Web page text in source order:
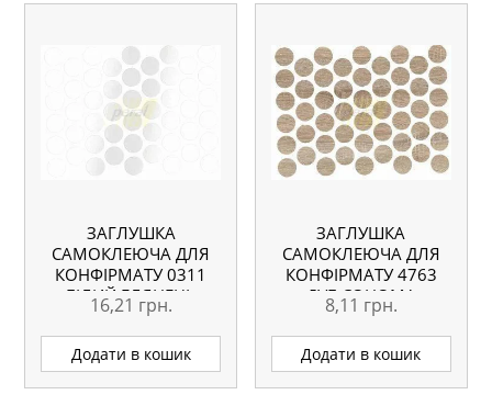
ЗАГЛУШКА
САМОКЛЕЮЧА ДЛЯ
КОНФІРМАТУ 0311
БІЛИЙ ГЛЯНЕЦЬ
16,21 грн.
Додати в кошик
ЗАГЛУШКА
САМОКЛЕЮЧА ДЛЯ
КОНФІРМАТУ 4763
ДУБ СОНОМА
8,11 грн.
Додати в кошик